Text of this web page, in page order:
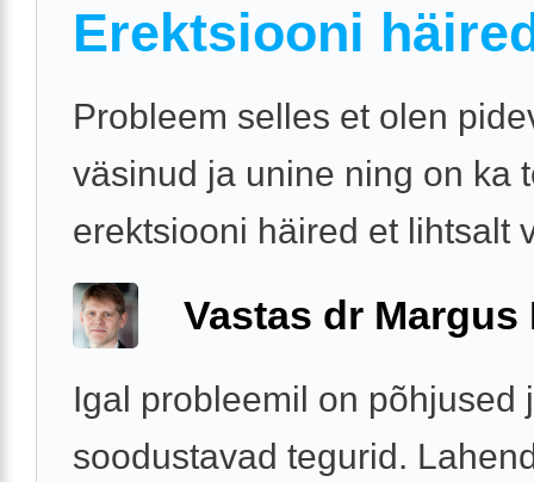
Erektsiooni
Probleem selles et olen
väsinud ja unine ning on ka
erektsiooni häired et lihtsalt
Vastas dr Margus
Igal probleemil on põhjused
soodustavad tegurid.